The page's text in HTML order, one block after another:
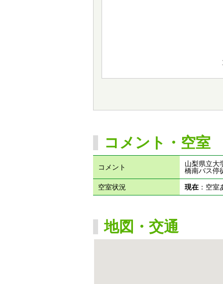
コメント・空室
コメント
山梨県立大
橋南バス停
空室状況 現在：空
地図・交通